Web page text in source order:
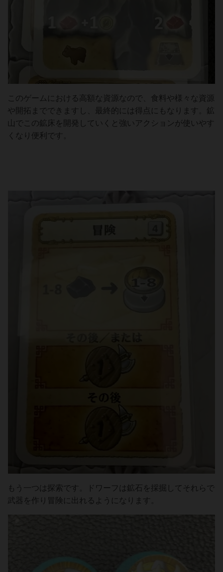
このゲームにおける高額な資源なので、食料や様々な資源
や開拓までできますし、最終的には得点にもなります。鉱
山でこの鉱床を開発していくと強いアクションが使いやす
くなり便利です。
もう一つは探索です。ドワーフは鉱石を採掘してそれらで
武器を作り冒険に出れるようになります。